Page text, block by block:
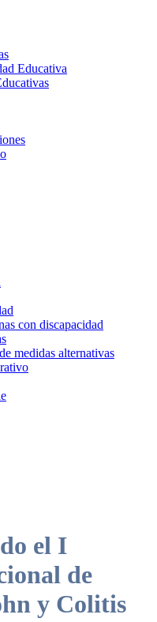
Educativa
con discapacidad
medidas alternativas
el I
de
y Colitis